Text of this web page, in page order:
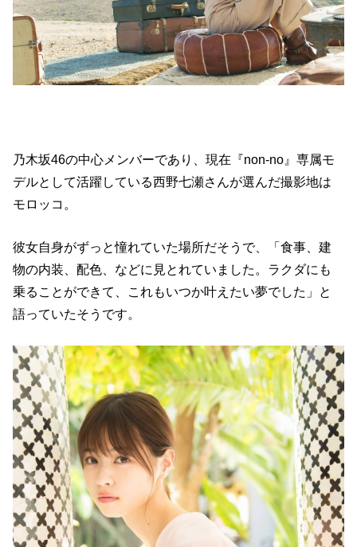
乃木坂46の中心メンバーであり、現在『non-no』専属モ
デルとして活躍している西野七瀬さんが選んだ撮影地は
モロッコ。
彼女自身がずっと憧れていた場所だそうで、「食事、建
物の内装、配色、などに見とれていました。ラクダにも
乗ることができて、これもいつか叶えたい夢でした」と
語っていたそうです。